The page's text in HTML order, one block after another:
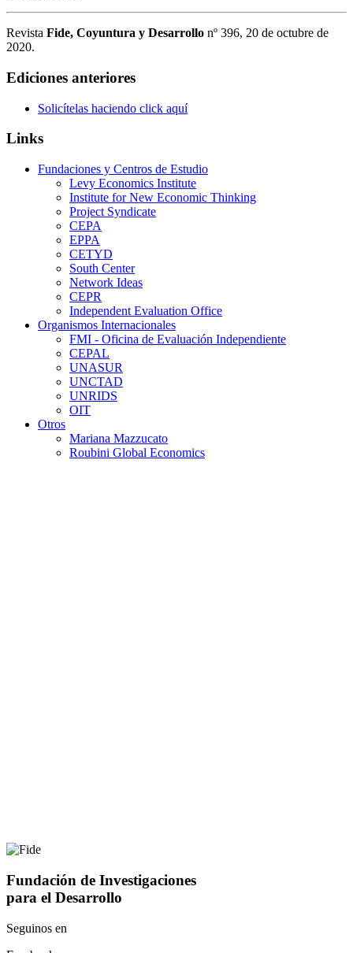
Revista Fide, Coyuntura y Desarrollo nº 396, 20 de octubre de
2020.
Ediciones anteriores
Solicítelas haciendo click aquí
Links
Fundaciones y Centros de Estudio
Levy Economics Institute
Institute for New Economic Thinking
Project Syndicate
CEPA
EPPA
CETYD
South Center
Network Ideas
CEPR
Independent Evaluation Office
Organismos Internacionales
FMI - Oficina de Evaluación Independiente
CEPAL
UNASUR
UNCTAD
UNRIDS
OIT
Otros
Mariana Mazzucato
Roubini Global Economics
Fundación de Investigaciones
para el Desarrollo
Seguinos en